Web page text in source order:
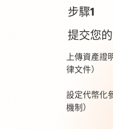
步驟1
提交您
上傳資產證
律文件）
設定代幣化
機制）